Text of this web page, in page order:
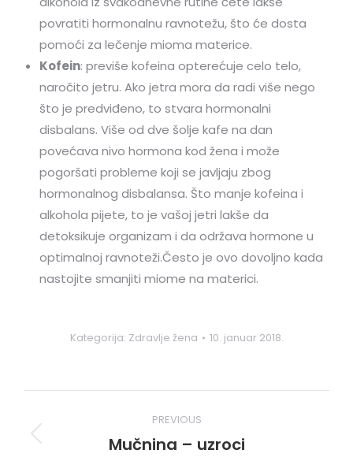
povratiti hormonalnu ravnotežu, što će dosta
pomoći za lečenje mioma materice.
Kofein: previše kofeina opterećuje celo telo,
naročito jetru. Ako jetra mora da radi više nego
što je predviđeno, to stvara hormonalni
disbalans. Više od dve šolje kafe na dan
povećava nivo hormona kod žena i može
pogoršati probleme koji se javljaju zbog
hormonalnog disbalansa. Što manje kofeina i
alkohola pijete, to je vašoj jetri lakše da
detoksikuje organizam i da održava hormone u
optimalnoj ravnoteži.Često je ovo dovoljno kada
nastojite smanjiti miome na materici.
Kategorija: Zdravlje žena 10. januar 2018.
navigation
PREVIOUS
Previous
Mučnina – uzroci